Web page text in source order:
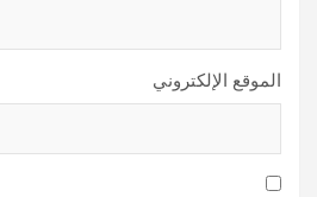
الموقع الإلكتروني